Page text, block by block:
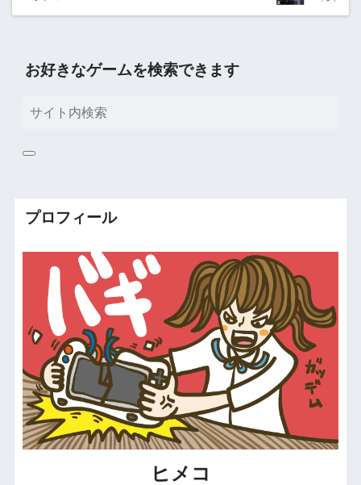
お好きなゲームを検索できます
プロフィール
ヒメコ